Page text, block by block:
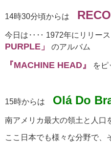
14時30分頃からは
今日は‥‥ 1972年にリリース
PURPLE」
のアルバム
『MACHINE HEAD』 をピ
15時からは Olá Do
南アメリカ最大の領土と人口
ここ日本でも様々な分野で、